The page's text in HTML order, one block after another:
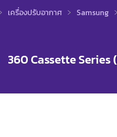
เครื่องปรับอากาศ Samsung
360 Cassette Series